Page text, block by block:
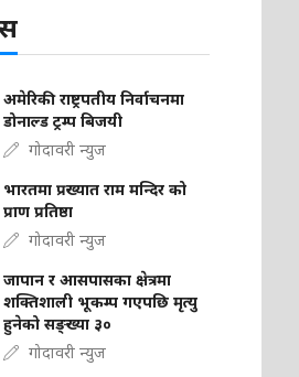
अमेरिकी राष्ट्रपतीय निर्वाचनमा
डोनाल्ड ट्रम्प बिजयी
गोदावरी न्युज
भारतमा प्रख्यात राम मन्दिर को
प्राण प्रतिष्ठा
गोदावरी न्युज
जापान र आसपासका क्षेत्रमा
शक्तिशाली भूकम्प गएपछि मृत्यु
हुनेको सङ्ख्या ३०
गोदावरी न्युज